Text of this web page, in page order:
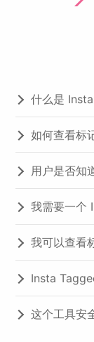
什么是
如何查看标
用户是否知
我需要一个
我可以查看
Insta
这个工具安